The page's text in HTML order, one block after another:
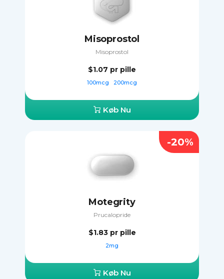
Misoprostol
Misoprostol
$1.07 pr pille
100mcg 200mcg
Køb Nu
Motegrity
Prucalopride
$1.83 pr pille
2mg
Køb Nu
-20%